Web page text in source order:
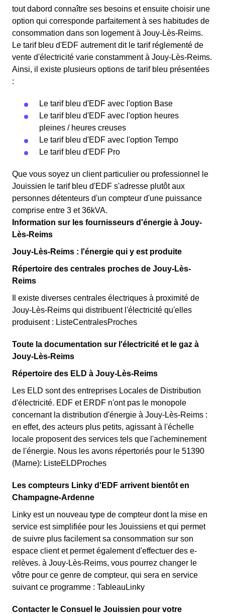
tout dabord connaître ses besoins et ensuite choisir une
option qui corresponde parfaitement à ses habitudes de
consommation dans son logement à Jouy-Lès-Reims.
Le tarif bleu d'EDF autrement dit le tarif réglementé de
vente d'électricité varie constamment à Jouy-Lès-Reims.
Ainsi, il existe plusieurs options de tarif bleu présentées
:
Le tarif bleu d'EDF avec l'option Base
Le tarif bleu d'EDF avec l'option heures
pleines / heures creuses
Le tarif bleu d'EDF avec l'option Tempo
Le tarif bleu d'EDF Pro
Que vous soyez un client particulier ou professionnel le
Jouissien le tarif bleu d'EDF s'adresse plutôt aux
personnes détenteurs d'un compteur d'une puissance
comprise entre 3 et 36kVA.
Information sur les fournisseurs d'énergie à Jouy-
Lès-Reims
Jouy-Lès-Reims : l'énergie qui y est produite
Répertoire des centrales proches de Jouy-Lès-
Reims
Il existe diverses centrales électriques à proximité de
Jouy-Lès-Reims qui distribuent l'électricité qu'elles
produisent : ListeCentralesProches
Toute la documentation sur l'électricité et le gaz à
Jouy-Lès-Reims
Répertoire des ELD à Jouy-Lès-Reims
Les ELD sont des entreprises Locales de Distribution
d'électricité. EDF et ERDF n'ont pas le monopole
concernant la distribution d'énergie à Jouy-Lès-Reims :
en effet, des acteurs plus petits, agissant à l'échelle
locale proposent des services tels que l'acheminement
de l'énergie. Nous les avons répertoriés pour le 51390
(Marne): ListeELDProches
Les compteurs Linky d'EDF arrivent bientôt en
Champagne-Ardenne
Linky est un nouveau type de compteur dont la mise en
service est simplifiée pour les Jouissiens et qui permet
de suivre plus facilement sa consommation sur son
espace client et permet également d'effectuer des e-
relèves. à Jouy-Lès-Reims, vous pourrez changer le
vôtre pour ce genre de compteur, qui sera en service
suivant ce programme : TableauLinky
Contacter le Consuel le Jouissien pour votre